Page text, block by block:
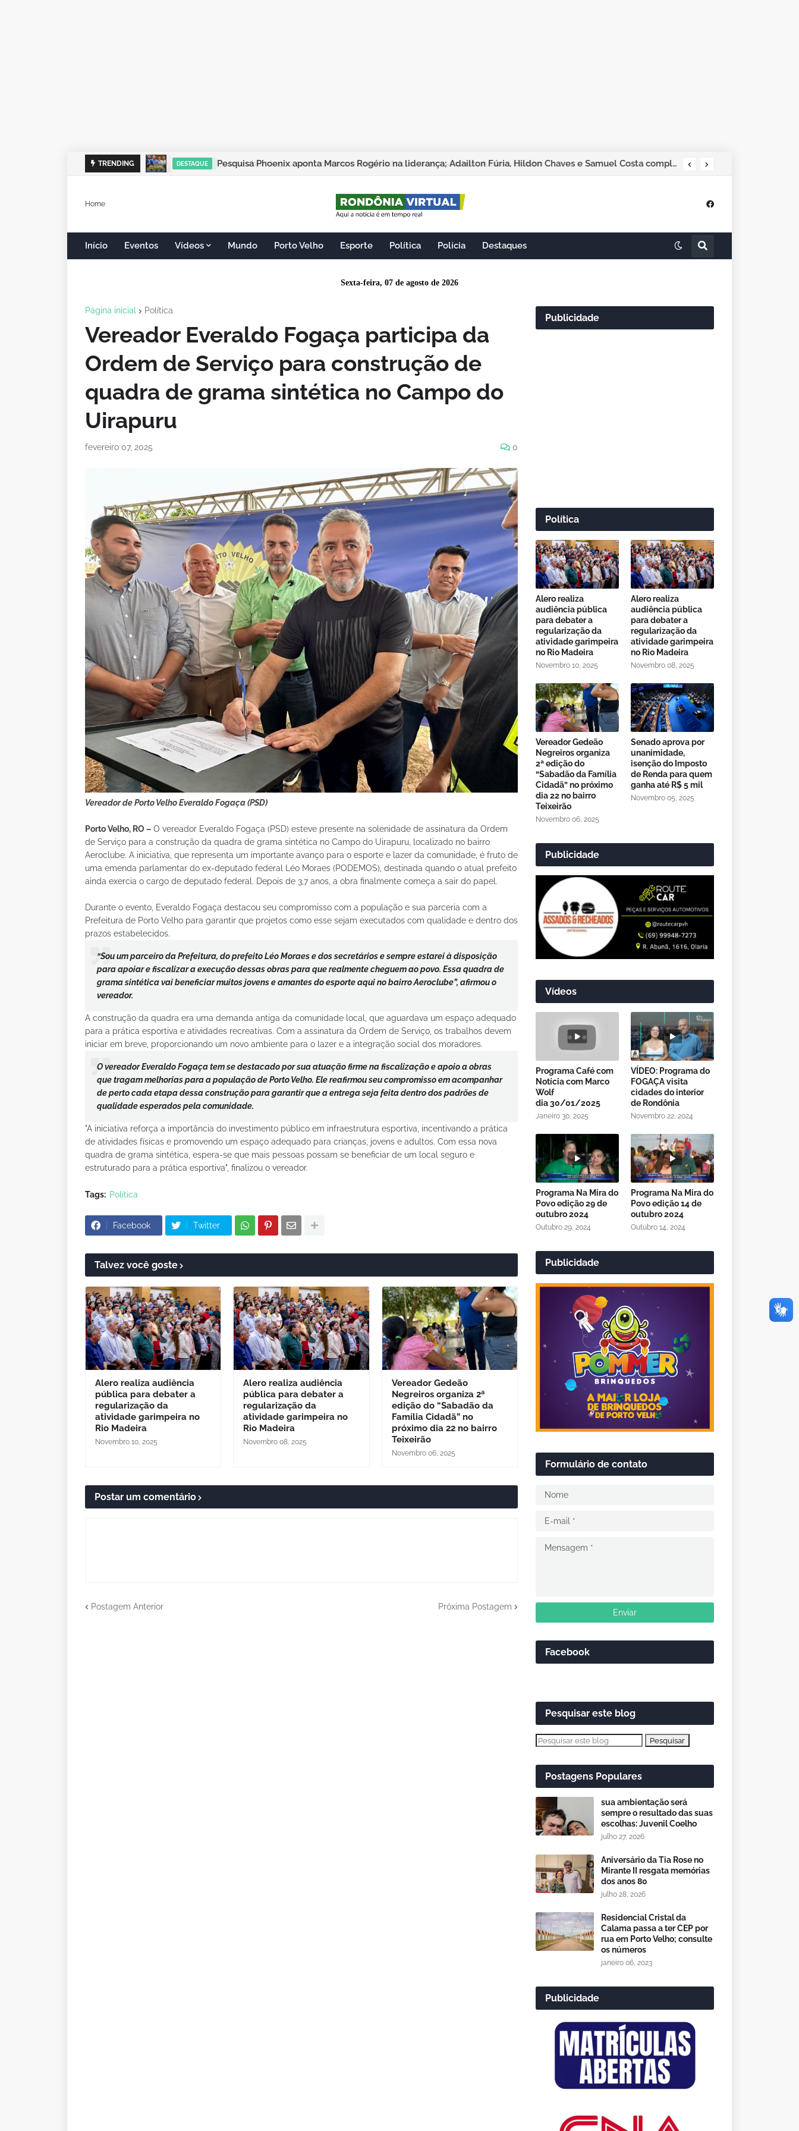
TRENDING DESTAQUE Pesquisa Phoenix aponta Marcos Rogério na liderança; Adailton Fúria, Hildon Chaves e Samuel Costa completam os quatro primeiros
Home
Início Eventos Vídeos Mundo Porto Velho Esporte Política Polícia Destaques
Sexta-feira, 07 de agosto de 2026
Página inicial Política
Vereador Everaldo Fogaça participa da
Ordem de Serviço para construção de
quadra de grama sintética no Campo do
Uirapuru
fevereiro 07, 2025 0
Vereador de Porto Velho Everaldo Fogaça (PSD)
Porto Velho, RO – O vereador Everaldo Fogaça (PSD) esteve presente na solenidade de assinatura da Ordem
de Serviço para a construção da quadra de grama sintética no Campo do Uirapuru, localizado no bairro
Aeroclube. A iniciativa, que representa um importante avanço para o esporte e lazer da comunidade, é fruto de
uma emenda parlamentar do ex-deputado federal Léo Moraes (PODEMOS), destinada quando o atual prefeito
ainda exercia o cargo de deputado federal. Depois de 3,7 anos, a obra finalmente começa a sair do papel.
Durante o evento, Everaldo Fogaça destacou seu compromisso com a população e sua parceria com a
Prefeitura de Porto Velho para garantir que projetos como esse sejam executados com qualidade e dentro dos
prazos estabelecidos.
“Sou um parceiro da Prefeitura, do prefeito Léo Moraes e dos secretários e sempre estarei à disposição
para apoiar e fiscalizar a execução dessas obras para que realmente cheguem ao povo. Essa quadra de
grama sintética vai beneficiar muitos jovens e amantes do esporte aqui no bairro Aeroclube”, afirmou o
vereador.
A construção da quadra era uma demanda antiga da comunidade local, que aguardava um espaço adequado
para a prática esportiva e atividades recreativas. Com a assinatura da Ordem de Serviço, os trabalhos devem
iniciar em breve, proporcionando um novo ambiente para o lazer e a integração social dos moradores.
O vereador Everaldo Fogaça tem se destacado por sua atuação firme na fiscalização e apoio a obras
que tragam melhorias para a população de Porto Velho. Ele reafirmou seu compromisso em acompanhar
de perto cada etapa dessa construção para garantir que a entrega seja feita dentro dos padrões de
qualidade esperados pela comunidade.
"A iniciativa reforça a importância do investimento público em infraestrutura esportiva, incentivando a prática
de atividades físicas e promovendo um espaço adequado para crianças, jovens e adultos. Com essa nova
quadra de grama sintética, espera-se que mais pessoas possam se beneficiar de um local seguro e
estruturado para a prática esportiva", finalizou o vereador.
Tags: Política
Facebook Twitter
Talvez você goste
Alero realiza audiência
pública para debater a
regularização da
atividade garimpeira no
Rio Madeira
Novembro 10, 2025
Alero realiza audiência
pública para debater a
regularização da
atividade garimpeira no
Rio Madeira
Novembro 08, 2025
Vereador Gedeão
Negreiros organiza 2ª
edição do “Sabadão da
Família Cidadã” no
próximo dia 22 no bairro
Teixeirão
Novembro 06, 2025
Postar um comentário
Postagem Anterior Próxima Postagem
Publicidade
Política
Alero realiza
audiência pública
para debater a
regularização da
atividade garimpeira
no Rio Madeira
Novembro 10, 2025
Alero realiza
audiência pública
para debater a
regularização da
atividade garimpeira
no Rio Madeira
Novembro 08, 2025
Vereador Gedeão
Negreiros organiza
2ª edição do
“Sabadão da Família
Cidadã” no próximo
dia 22 no bairro
Teixeirão
Novembro 06, 2025
Senado aprova por
unanimidade,
isenção do Imposto
de Renda para quem
ganha até R$ 5 mil
Novembro 05, 2025
Publicidade
Vídeos
Programa Café com
Notícia com Marco
Wolf
dia 30/01/2025
Janeiro 30, 2025
VÍDEO: Programa do
FOGAÇA visita
cidades do interior
de Rondônia
Novembro 22, 2024
Programa Na Mira do
Povo edição 29 de
outubro 2024
Outubro 29, 2024
Programa Na Mira do
Povo edição 14 de
outubro 2024
Outubro 14, 2024
Publicidade
Formulário de contato
Facebook
Pesquisar este blog
Postagens Populares
sua ambientação será
sempre o resultado das suas
escolhas: Juvenil Coelho
julho 27, 2026
Aniversário da Tia Rose no
Mirante II resgata memórias
dos anos 80
julho 28, 2026
Residencial Cristal da
Calama passa a ter CEP por
rua em Porto Velho; consulte
os números
janeiro 06, 2023
Publicidade